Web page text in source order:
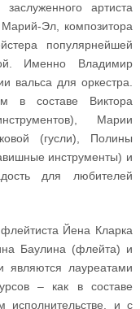
артиста
Марий-Эл, композитора
популярнейшей
Именно Владимир
вальса для оркестра.
в составе Виктора
Марии
(гусли), Полины
инструменты) и
для любителей
Йена Кларка
Баулина (флейта) и
являются лауреатами
– как в составе
исполнительстве, и с